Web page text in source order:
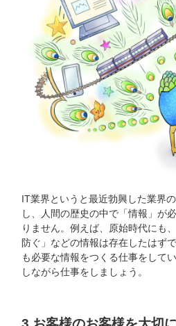
IT業界というと最近勃興した業界
し、人間の歴史の中で「情報」が
りません。例えば、原始時代にも
防ぐ」などの情報は存在したはず
も必要な情報をつくる仕事をして
しながら仕事をしましょう。